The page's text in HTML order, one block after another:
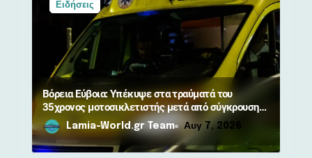
Ειδήσεις
Βόρεια Εύβοια: Υπέκυψε στα τραύματά του
35χρονος μοτοσικλετιστής μετά από σύγκρουση
με αγριογούρουνο
Lamia-World.gr Team Αυγ 7, 2026